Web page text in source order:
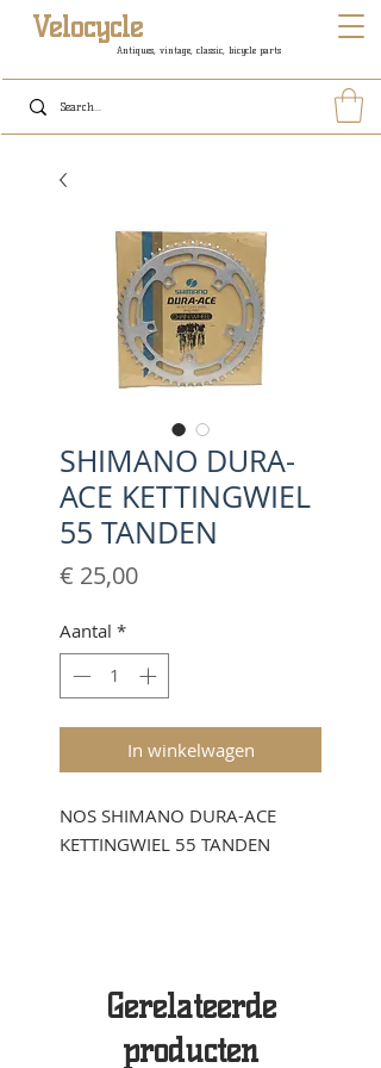
Antiques, vintage, classic, bicycle parts
Velocycle
SHIMANO DURA-
ACE KETTINGWIEL
55 TANDEN
€ 25,00Prijs
Aantal *
In winkelwagen
NOS SHIMANO DURA-ACE
KETTINGWIEL 55 TANDEN
Gerelateerde
producten